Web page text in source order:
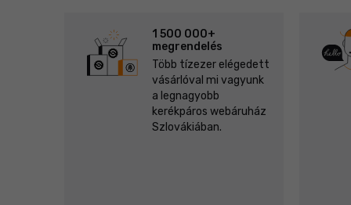
1 500 000+
megrendelés
Több tízezer elégedett
vásárlóval mi vagyunk
a legnagyobb
kerékpáros webáruház
Szlovákiában.